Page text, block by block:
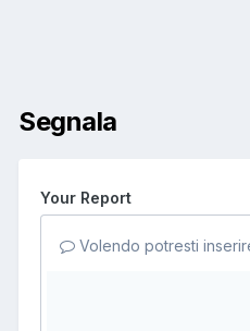
Segnala
Your Report
Volendo potresti